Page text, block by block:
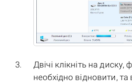
Двічі клікніть на диску,
необхідно відновити, та